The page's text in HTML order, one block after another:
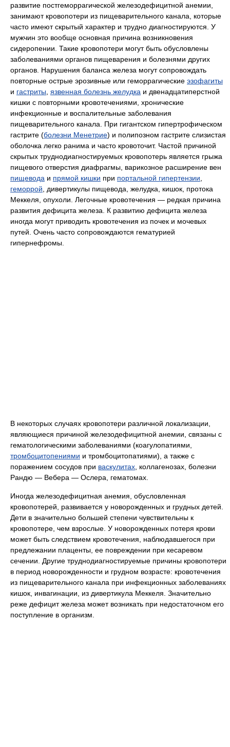
развитие постгеморрагической железодефицитной анемии,
занимают кровопотери из пищеварительного канала, которые
часто имеют скрытый характер и трудно диагностируются. У
мужчин это вообще основная причина возникновения
сидеропении. Такие кровопотери могут быть обусловлены
заболеваниями органов пищеварения и болезнями других
органов. Нарушения баланса железа могут сопровождать
повторные острые эрозивные или геморрагические эзофагиты
и гастриты язвенная болезнь желудка и двенадцатиперстной
кишки с повторными кровотечениями, хронические
инфекционные и воспалительные заболевания
пищеварительного канала. При гигантском гипертрофическом
гастрите (болезни Менетрие) и полипозном гастрите слизистая
оболочка легко ранима и часто кровоточит. Частой причиной
скрытых труднодиагностируемых кровопотерь является грыжа
пищевого отверстия диафрагмы, варикозное расширение вен
пищевода и прямой кишки при портальной гипертензии
геморрой , дивертикулы пищевода, желудка, кишок, протока
Меккеля, опухоли. Легочные кровотечения — редкая причина
развития дефицита железа. К развитию дефицита железа
иногда могут приводить кровотечения из почек и мочевых
путей. Очень часто сопровождаются гематурией
гипернефромы.
В некоторых случаях кровопотери различной локализации,
являющиеся причиной железодефицитной анемии, связаны с
гематологическими заболеваниями (коагулопатиями,
тромбоцитопениями и тромбоцитопатиями), а также с
поражением сосудов при васкулитах , коллагенозах, болезни
Рандю — Вебера — Ослера, гематомах.
Иногда железодефицитная анемия, обусловленная
кровопотерей, развивается у новорожденных и грудных детей.
Дети в значительно большей степени чувствительны к
кровопотере, чем взрослые. У новорожденных потеря крови
может быть следствием кровотечения, наблюдавшегося при
предлежании плаценты, ее повреждении при кесаревом
сечении. Другие труднодиагностируемые причины кровопотери
в период новорожденности и грудном возрасте: кровотечения
из пищеварительного канала при инфекционных заболеваниях
кишок, инвагинации, из дивертикула Меккеля. Значительно
реже дефицит железа может возникать при недостаточном его
поступление в организм.